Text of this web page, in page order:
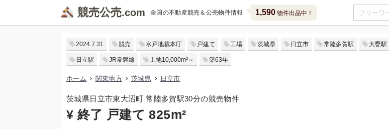
競売公売 全国の不動産競売＆公売物件情報 1,590物件出品中！
2024.7.31 競売 水戸地裁本庁 戸建て 工場 茨城県 日立市 常陸多賀駅 大甕駅
日立駅 JR常磐線 土地10,000m²～ 築63年
ホーム 関東地方 茨城県 日立市
茨城県日立市東大沼町 常陸多賀駅30分の競売物件
¥ 終了 戸建て 825m²